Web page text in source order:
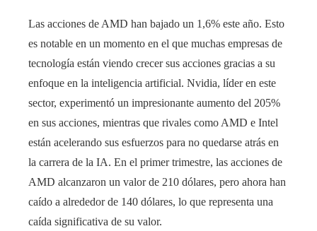
Las acciones de AMD han bajado un 1,6% este año. Esto
es notable en un momento en el que muchas empresas de
tecnología están viendo crecer sus acciones gracias a su
enfoque en la inteligencia artificial. Nvidia, líder en este
sector, experimentó un impresionante aumento del 205%
en sus acciones, mientras que rivales como AMD e Intel
están acelerando sus esfuerzos para no quedarse atrás en
la carrera de la IA. En el primer trimestre, las acciones de
AMD alcanzaron un valor de 210 dólares, pero ahora han
caído a alrededor de 140 dólares, lo que representa una
caída significativa de su valor.